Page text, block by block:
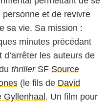
personne et de revivre
sa vie. Sa mission :
minutes précédant
d’arrêter les auteurs de
thrillerSF Source
(le fils de David
Gyllenhaal . Un film pour